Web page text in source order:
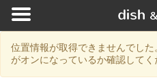
位置情報が取得できませんでし
がオンになっているか確認してく